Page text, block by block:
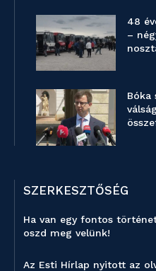
48
–
Bóka
SZERKESZTŐSÉG
Ha van egy fontos
oszd meg velünk!
Az Esti Hírlap nyitott az